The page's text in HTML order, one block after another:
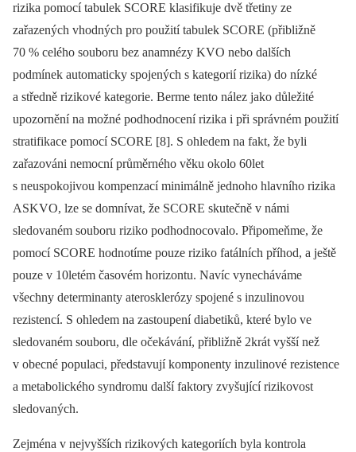
rizika pomocí tabulek SCORE klasifikuje dvě třetiny ze
zařazených vhodných pro použití tabulek SCORE (přibližně
70 % celého souboru bez anamnézy KVO nebo dalších
podmínek automaticky spojených s kategorií rizika) do nízké
a středně rizikové kategorie. Berme tento nález jako důležité
upozornění na možné podhodnocení rizika i při správném použití
stratifikace pomocí SCORE [8]. S ohledem na fakt, že byli
zařazováni nemocní průměrného věku okolo 60let
s neuspokojivou kompenzací minimálně jednoho hlavního rizika
ASKVO, lze se domnívat, že SCORE skutečně v námi
sledovaném souboru riziko podhodnocovalo. Připomeňme, že
pomocí SCORE hodnotíme pouze riziko fatálních příhod, a ještě
pouze v 10letém časovém horizontu. Navíc vynecháváme
všechny determinanty aterosklerózy spojené s inzulinovou
rezistencí. S ohledem na zastoupení diabetiků, které bylo ve
sledovaném souboru, dle očekávání, přibližně 2krát vyšší než
v obecné populaci, představují komponenty inzulinové rezistence
a metabolického syndromu další faktory zvyšující rizikovost
sledovaných.
Zejména v nejvyšších rizikových kategoriích byla kontrola